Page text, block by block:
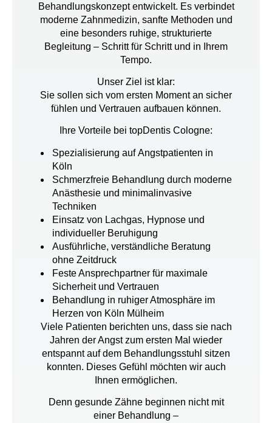
Behandlungskonzept entwickelt. Es verbindet
moderne Zahnmedizin, sanfte Methoden und
eine besonders ruhige, strukturierte
Begleitung – Schritt für Schritt und in Ihrem
Tempo.
Unser Ziel ist klar:
Sie sollen sich vom ersten Moment an sicher
fühlen und Vertrauen aufbauen können.
Ihre Vorteile bei topDentis Cologne:
Spezialisierung aufAngstpatienten in
Köln
Schmerzfreie Behandlung durch moderne
Anästhesie und minimalinvasive
Techniken
Einsatz von Lachgas, Hypnose und
individueller Beruhigung
Ausführliche, verständliche Beratung
ohne Zeitdruck
Feste Ansprechpartner für maximale
Sicherheit und Vertrauen
Behandlung in ruhiger Atmosphäre im
Herzen von Köln Mülheim
Viele Patienten berichten uns, dass sie nach
Jahren der Angst zum ersten Mal wieder
entspannt auf dem Behandlungsstuhl sitzen
konnten. Dieses Gefühl möchten wir auch
Ihnen ermöglichen.
Denn gesunde Zähne beginnen nicht mit
einer Behandlung –